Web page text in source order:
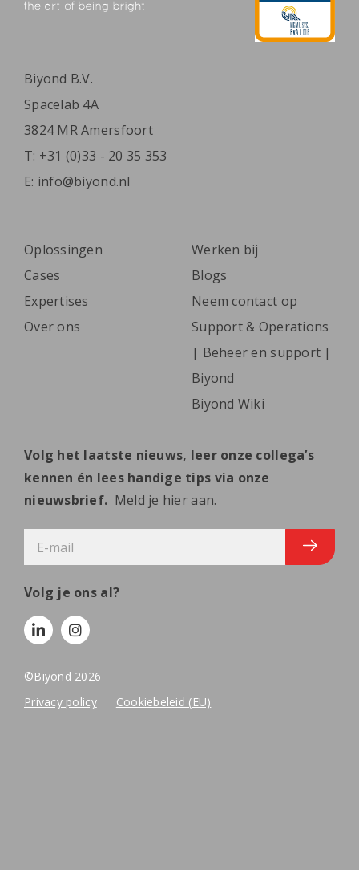
Biyond B.V.
Spacelab 4A
3824 MR Amersfoort
T: +31 (0)33 - 20 35 353
E: info@biyond.nl
Oplossingen
Cases
Expertises
Over ons
Werken bij
Blogs
Neem contact op
Support & Operations
| Beheer en support |
Biyond
Biyond Wiki
Volg het laatste nieuws, leer onze collega’s
kennen én lees handige tips via onze
nieuwsbrief. Meld je hier aan.
mailadres
Volg je ons al?
©Biyond 2026
Privacy policy
Cookiebeleid (EU)